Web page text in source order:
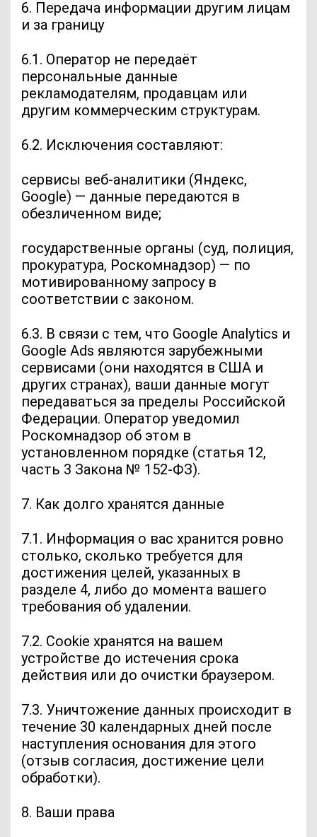
6. Передача информации другим лицам
и за границу
6.1. Оператор не передаёт
персональные данные
рекламодателям, продавцам или
другим коммерческим структурам.
6.2. Исключения составляют:
сервисы веб-аналитики (Яндекс,
Google) — данные передаются в
обезличенном виде;
государственные органы (суд, полиция,
прокуратура, Роскомнадзор) — по
мотивированному запросу в
соответствии с законом.
6.3. В связи с тем, что Google Analytics и
Google Ads являются зарубежными
сервисами (они находятся в США и
других странах), ваши данные могут
передаваться за пределы Российской
Федерации. Оператор уведомил
Роскомнадзор об этом в
установленном порядке (статья 12,
часть 3 Закона № 152-ФЗ).
7. Как долго хранятся данные
7.1. Информация о вас хранится ровно
столько, сколько требуется для
достижения целей, указанных в
разделе 4, либо до момента вашего
требования об удалении.
7.2. Cookie хранятся на вашем
устройстве до истечения срока
действия или до очистки браузером.
7.3. Уничтожение данных происходит в
течение 30 календарных дней после
наступления основания для этого
(отзыв согласия, достижение цели
обработки).
8. Ваши права